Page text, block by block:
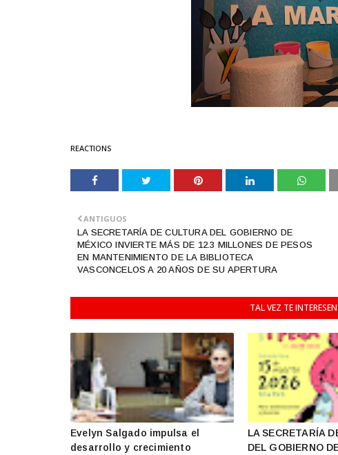
REACTIONS
ANTIGUOS
LA SECRETARÍA DE CULTURA DEL GOBIERNO DE
MÉXICO INVIERTE MÁS DE 12.3 MILLONES DE PESOS
EN MANTENIMIENTO DE LA BIBLIOTECA
VASCONCELOS A 20 AÑOS DE SU APERTURA
TAL VEZ TE
Evelyn Salgado impulsa el
desarrollo y crecimiento
LA SECRETARÍA
DEL GOBIERNO